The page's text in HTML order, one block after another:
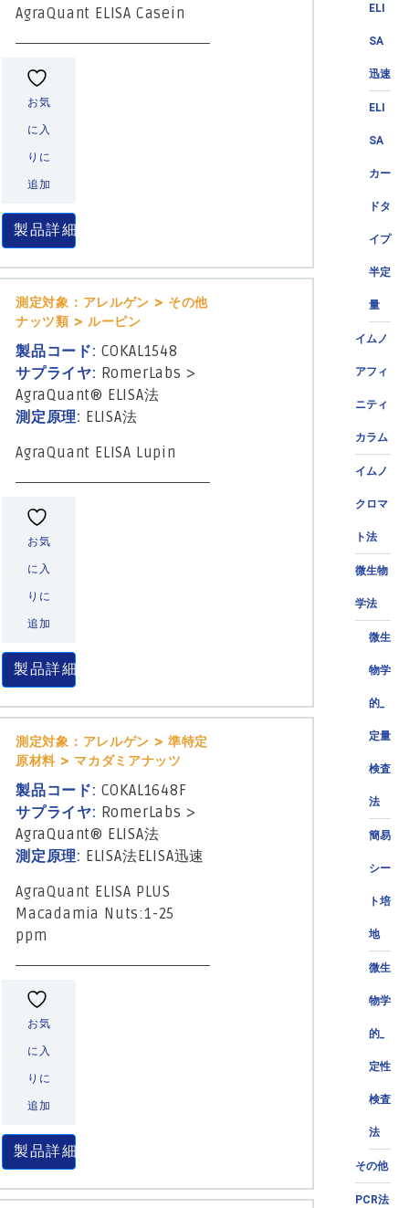
ELI
SA
迅速
ELI
SA
カー
ドタ
イプ
半定
量
イムノ
アフィ
ニティ
カラム
イムノ
クロマ
ト法
微生物
学法
微生
物学
的_
定量
検査
法
簡易
シー
ト培
地
微生
物学
的_
定性
検査
法
その他
PCR法
AgraQuant ELISA Casein
お気
に入
りに
追加
製品詳細
測定対象：アレルゲン > その他
ナッツ類 > ルーピン
製品コード: COKAL1548
サプライヤ: RomerLabs >
AgraQuant® ELISA法
測定原理: ELISA法
AgraQuant ELISA Lupin
お気
に入
りに
追加
製品詳細
測定対象：アレルゲン > 準特定
原材料 > マカダミアナッツ
製品コード: COKAL1648F
サプライヤ: RomerLabs >
AgraQuant® ELISA法
測定原理: ELISA法ELISA迅速
AgraQuant ELISA PLUS
Macadamia Nuts:1-25
ppm
お気
に入
りに
追加
製品詳細